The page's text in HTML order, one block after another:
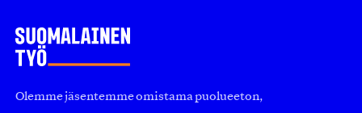
Olemme jäsentemme omistama puolueeton,